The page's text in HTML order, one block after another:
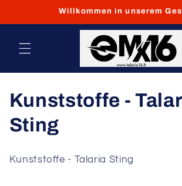
Inhalt
Willkommen in unserem
K
a
Kunststoffe -
Sting
Kunststoffe - Talaria Sting